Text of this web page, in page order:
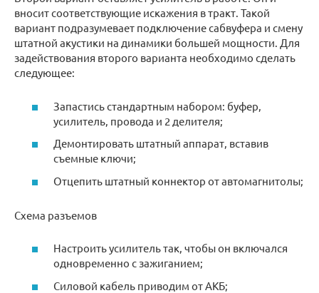
вносит соответствующие искажения в тракт. Такой
вариант подразумевает подключение сабвуфера и смену
штатной акустики на динамики большей мощности. Для
задействования второго варианта необходимо сделать
следующее:
Запастись стандартным набором: буфер,
усилитель, провода и 2 делителя;
Демонтировать штатный аппарат, вставив
съемные ключи;
Отцепить штатный коннектор от автомагнитолы;
Схема разъемов
Настроить усилитель так, чтобы он включался
одновременно с зажиганием;
Силовой кабель приводим от АКБ;